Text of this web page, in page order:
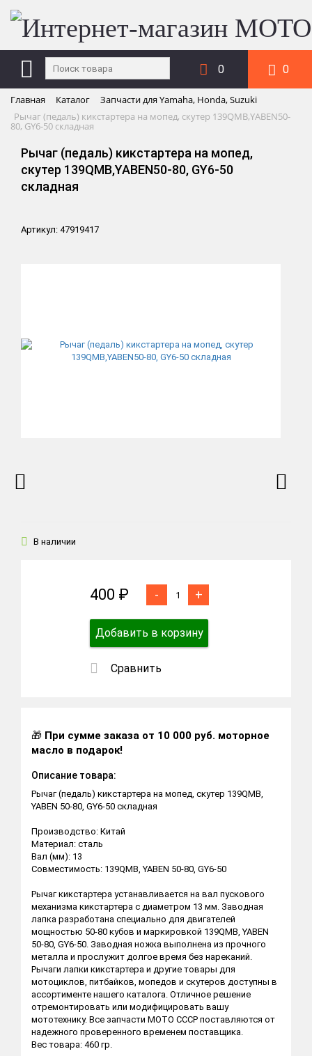
0 0
Главная Каталог
Запчасти для Yamaha, Honda, Suzuki
Рычаг (педаль) кикстартера на мопед, скутер 139QMB,YABEN50-
80, GY6-50 складная
Рычаг (педаль) кикстартера на мопед,
скутер 139QMB,YABEN50-80, GY6-50
складная
Артикул: 47919417
В наличии
400 ₽ - +
Добавить в корзину
Сравнить
🎁 При сумме заказа от 10 000 руб. моторное
масло в подарок!
Описание товара:
Рычаг (педаль) кикстартера на мопед, скутер 139QMB,
YABEN 50-80, GY6-50 складная
Производство: Китай
Материал: сталь
Вал (мм): 13
Совместимость: 139QMB, YABEN 50-80, GY6-50
Рычаг кикстартера устанавливается на вал пускового
механизма кикстартера с диаметром 13 мм. Заводная
лапка разработана специально для двигателей
мощностью 50-80 кубов и маркировкой 139QMB, YABEN
50-80, GY6-50. Заводная ножка выполнена из прочного
металла и прослужит долгое время без нареканий.
Рычаги лапки кикстартера и другие товары для
мотоциклов, питбайков, мопедов и скутеров доступны в
ассортименте нашего каталога. Отличное решение
отремонтировать или модифицировать вашу
мототехнику. Все запчасти МОТО СССР поставляются от
надежного проверенного временем поставщика.
Вес товара: 460 гр.